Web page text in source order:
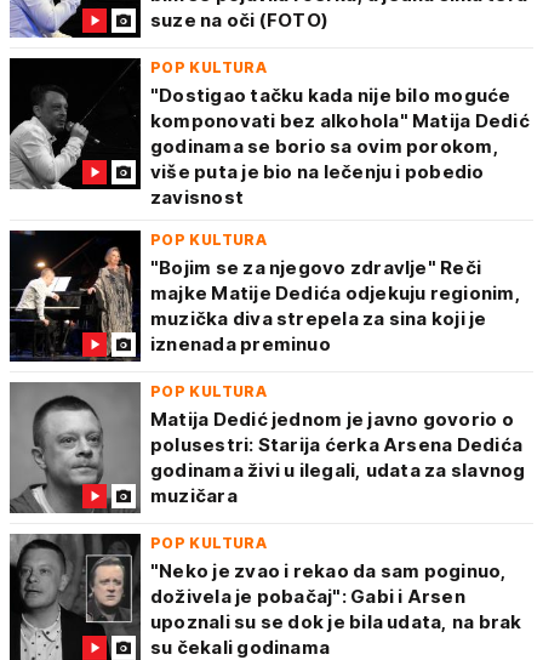
suze na oči (FOTO)
POP KULTURA
"Dostigao tačku kada nije bilo moguće
komponovati bez alkohola" Matija Dedić
godinama se borio sa ovim porokom,
više puta je bio na lečenju i pobedio
zavisnost
POP KULTURA
"Bojim se za njegovo zdravlje" Reči
majke Matije Dedića odjekuju regionim,
muzička diva strepela za sina koji je
iznenada preminuo
POP KULTURA
Matija Dedić jednom je javno govorio o
polusestri: Starija ćerka Arsena Dedića
godinama živi u ilegali, udata za slavnog
muzičara
POP KULTURA
"Neko je zvao i rekao da sam poginuo,
doživela je pobačaj": Gabi i Arsen
upoznali su se dok je bila udata, na brak
su čekali godinama